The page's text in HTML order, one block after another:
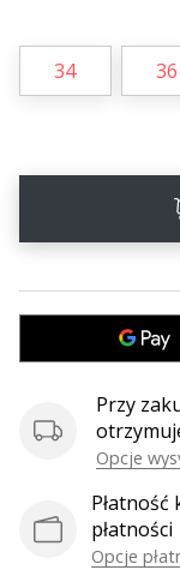
34 36
Przy
Opcje
płatności
Opcje